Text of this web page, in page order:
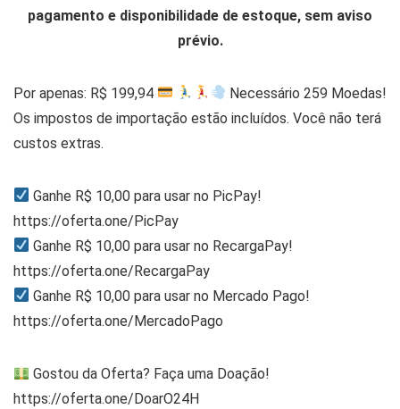
pagamento e disponibilidade de estoque, sem aviso
prévio.
Por apenas: R$ 199,94
Necessário 259 Moedas!
Os impostos de importação estão incluídos. Você não terá
custos extras.
Ganhe R$ 10,00 para usar no PicPay!
https://oferta.one/PicPay
Ganhe R$ 10,00 para usar no RecargaPay!
https://oferta.one/RecargaPay
Ganhe R$ 10,00 para usar no Mercado Pago!
https://oferta.one/MercadoPago
Gostou da Oferta? Faça uma Doação!
https://oferta.one/DoarO24H